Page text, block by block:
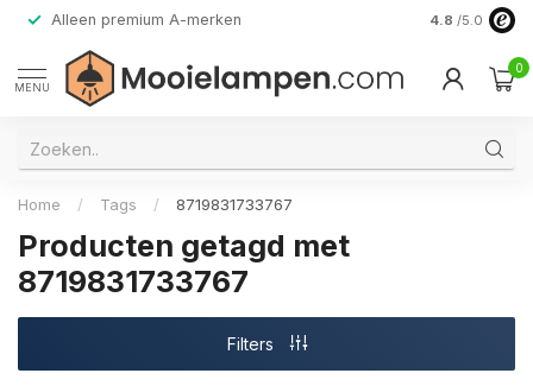
Alleen premium A-merken 4.8 /5.0
MENU
0
Home / Tags / 8719831733767
Producten getagd met
8719831733767
Filters